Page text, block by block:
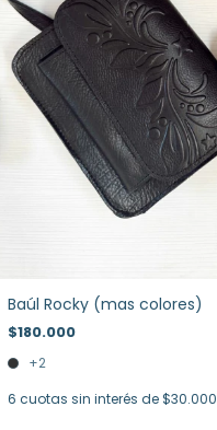
Baúl Rocky (mas colores)
$180.000
+2
6 cuotas sin interés de$30.000